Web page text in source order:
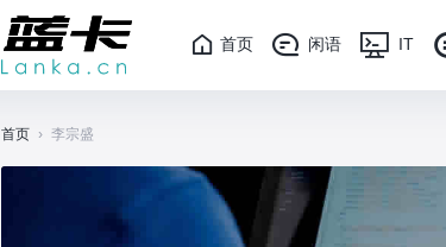
首页 闲语 IT
首页 › 李宗盛